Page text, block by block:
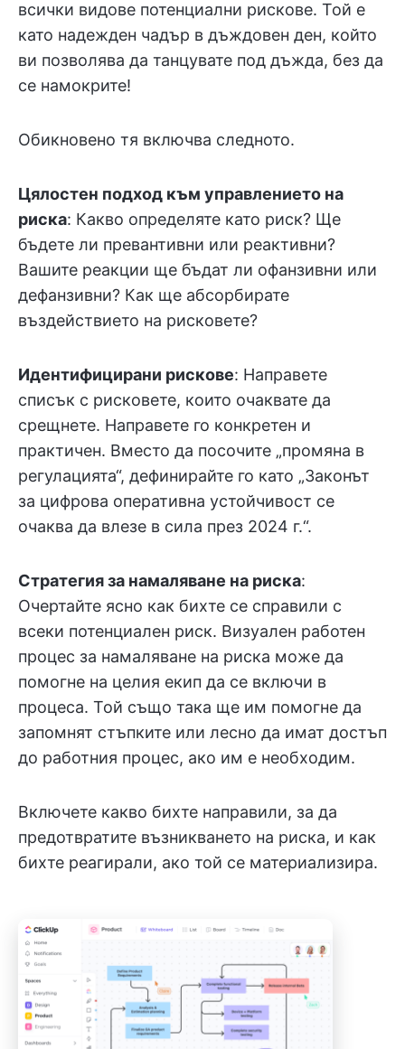
всички видове потенциални рискове. Той е
като надежден чадър в дъждовен ден, който
ви позволява да танцувате под дъжда, без да
се намокрите!
Обикновено тя включва следното.
Цялостен подход към управлението на
риска: Какво определяте като риск? Ще
бъдете ли превантивни или реактивни?
Вашите реакции ще бъдат ли офанзивни или
дефанзивни? Как ще абсорбирате
въздействието на рисковете?
Идентифицирани рискове: Направете
списък с рисковете, които очаквате да
срещнете. Направете го конкретен и
практичен. Вместо да посочите „промяна в
регулацията“, дефинирайте го като „Законът
за цифрова оперативна устойчивост се
очаква да влезе в сила през 2024 г.“.
Стратегия за намаляване на риска:
Очертайте ясно как бихте се справили с
всеки потенциален риск. Визуален работен
процес за намаляване на риска може да
помогне на целия екип да се включи в
процеса. Той също така ще им помогне да
запомнят стъпките или лесно да имат достъп
до работния процес, ако им е необходим.
Включете какво бихте направили, за да
предотвратите възникването на риска, и как
бихте реагирали, ако той се материализира.